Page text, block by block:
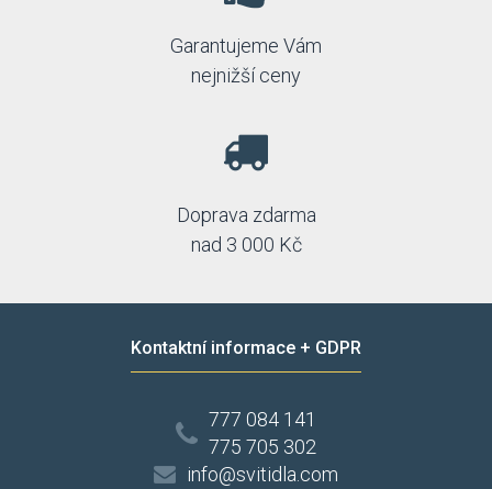
Garantujeme Vám
nejnižší ceny
Doprava zdarma
nad 3 000 Kč
Kontaktní informace + GDPR
777 084 141
775 705 302
info@svitidla.com